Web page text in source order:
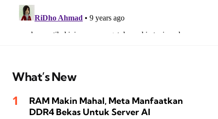
What’s New
RAM Makin Mahal, Meta Manfaatkan
DDR4 Bekas Untuk Server AI